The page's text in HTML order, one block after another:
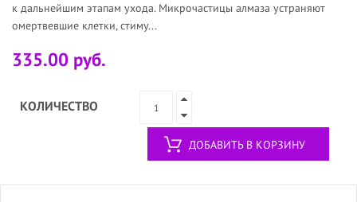
к дальнейшим этапам ухода. Микрочастицы алмаза устраняют
омертвевшие клетки, стиму...
335.00 руб.
КОЛИЧЕСТВО
ДОБАВИТЬ В КОРЗИНУ